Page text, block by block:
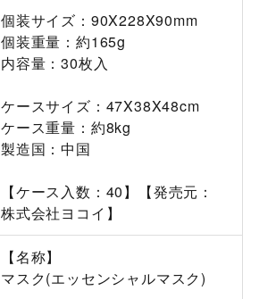
個装サイズ：90X228X90mm
個装重量：約165g
内容量：30枚入
ケースサイズ：47X38X48cm
ケース重量：約8kg
製造国：中国
【ケース入数：40】【発売元：
株式会社ヨコイ】
【名称】
マスク(エッセンシャルマスク)